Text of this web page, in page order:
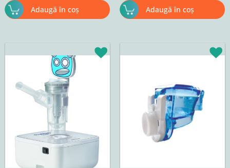
Adaugă în coș Adaugă în coș